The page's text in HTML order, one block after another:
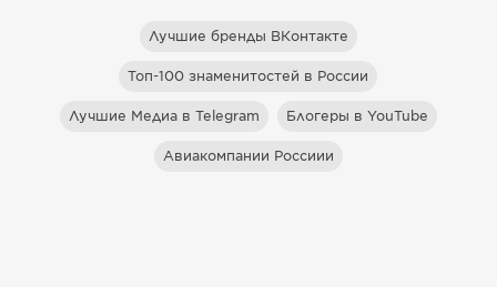
Лучшие бренды ВКонтакте
Топ-100 знаменитостей в России
Лучшие Медиа в Telegram Блогеры в YouTube
Авиакомпании Россиии